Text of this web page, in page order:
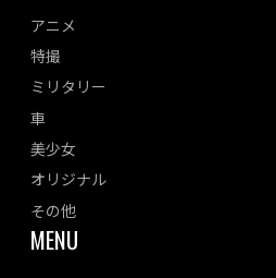
アニメ
特撮
ミリタリー
車
美少女
オリジナル
その他
MENU